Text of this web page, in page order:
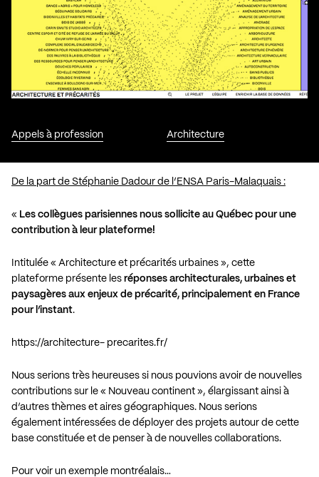
Appels à profession Architecture
De la part de Stéphanie Dadour de l’ENSA Paris-Malaquais :
« Les collègues parisiennes nous sollicite au Québec pour une
contribution à leur plateforme!
Intitulée « Architecture et précarités urbaines », cette
plateforme présente les réponses architecturales, urbaines et
paysagères aux enjeux de précarité, principalement en France
pour l’instant.
https://architecture- precarites.fr/
Nous serions très heureuses si nous pouvions avoir de nouvelles
contributions sur le « Nouveau continent », élargissant ainsi à
d’autres thèmes et aires géographiques. Nous serions
également intéressées de déployer des projets autour de cette
base constituée et de penser à de nouvelles collaborations.
Pour voir un exemple montréalais…